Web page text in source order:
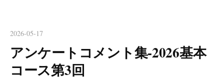
ス
キ
ッ
プ
2026-05-17
アンケートコメント集-2026基本
コース第3回